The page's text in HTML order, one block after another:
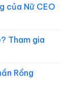
của Nữ CEO
Tham gia
Rồng